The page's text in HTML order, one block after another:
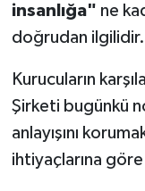
insanlığa" ne
doğrudan ilgilidir.
Kurucuların
Şirketi bugünkü
anlayışını
ihtiyaçlarına